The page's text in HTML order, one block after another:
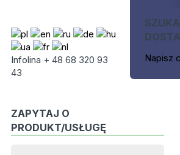
Infolina + 48 68 320 93
43
Napisz
ZAPYTAJ O
PRODUKT/USŁUGĘ